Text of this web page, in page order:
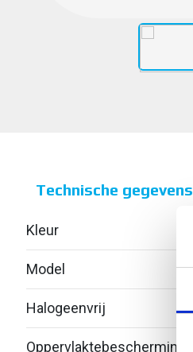
Technische gegevens
Kleur
Model
Halogeenvrij
Oppervlaktebescherming